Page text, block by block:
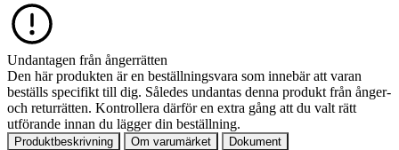
Undantagen från ångerrätten
Den här produkten är en beställningsvara som innebär att varan
beställs specifikt till dig. Således undantas denna produkt från ånger-
och returrätten. Kontrollera därför en extra gång att du valt rätt
utförande innan du lägger din beställning.
Produktbeskrivning Om varumärket Dokument